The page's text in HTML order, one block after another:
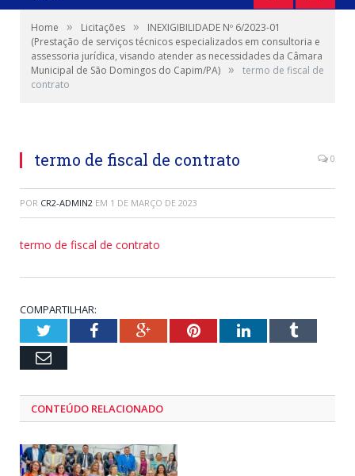
Home » Licitações »
INEXIGIBILIDADE Nº 6/2023-01
(Prestação de serviços técnicos especializados em consultoria e
assessoria jurídica, visando atender as necessidades da Câmara
Municipal de São Domingos do Capim/PA) »
termo de fiscal de
contrato
termo de fiscal de contrato 0
POR CR2-ADMIN2 EM 1 DE MARÇO DE 2023
termo de fiscal de contrato
COMPARTILHAR:
TwitterFacebookGoogle+PinterestLinkedInTumblr
Email
CONTEÚDO RELACIONADO